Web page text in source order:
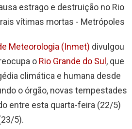
Meteorologia (Inmet) divulgou
o Rio Grande do Sul , que
climática e humana desde
o órgão, novas tempestades
entre esta quarta-feira (22/5)
5).